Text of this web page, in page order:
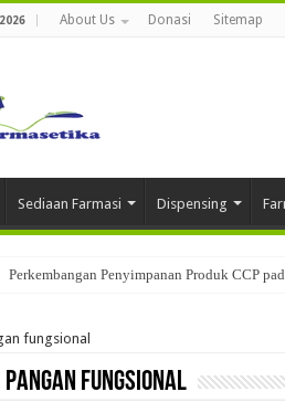
About Us Donasi Sitemap
Sediaan Farmasi Dispensing
Perkembangan Penyimpanan Produk CCP
fungsional
pangan fungsional